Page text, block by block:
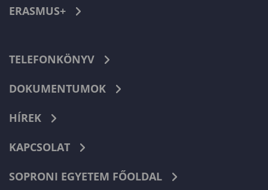
ERASMUS+
TELEFONKÖNYV
DOKUMENTUMOK
HÍREK
KAPCSOLAT
SOPRONI EGYETEM FŐOLDAL